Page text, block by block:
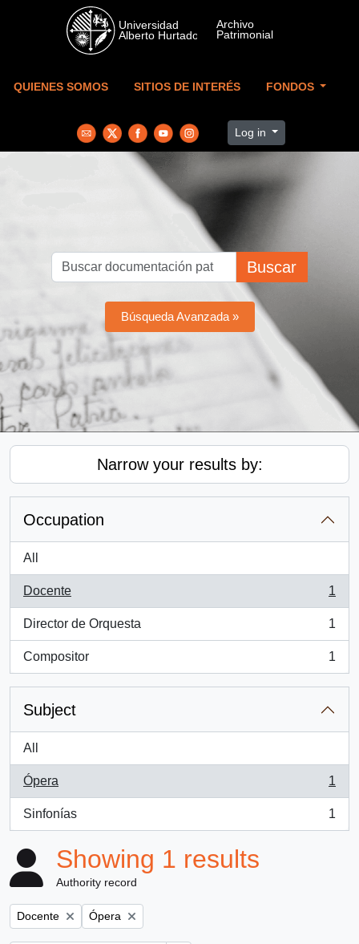
Skip to main content
QUIENES SOMOS SITIOS DE INTERÉS FONDOS
Log in
Buscar
Búsqueda Avanzada »
Narrow your results by:
Occupation
All
Docente
, 1 results
1
Director de Orquesta
, 1 results
1
Compositor
, 1 results
1
Subject
All
Ópera
, 1 results
1
Sinfonías
, 1 results
1
Showing 1 results
Authority record
Remove filter:
Docente Remove filter:
Ópera